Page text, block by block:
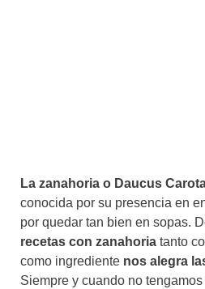
La zanahoria o Daucus
conocida por su presencia en
por quedar tan bien en sopas.
recetas con zanahoria tanto
como ingrediente nos alegra
Siempre y cuando no